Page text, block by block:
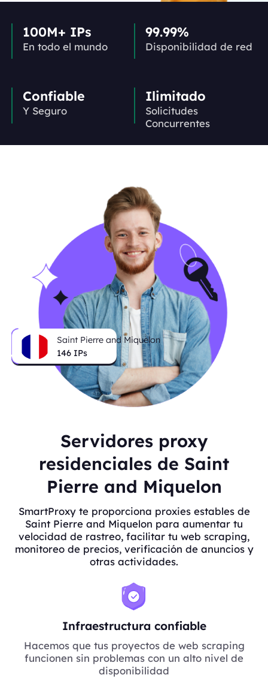
100M+ IPs
En todo el mundo
99.99%
Disponibilidad de red
Confiable
Y Seguro
Ilimitado
Solicitudes
Concurrentes
Saint Pierre and Miquelon
146 IPs
Servidores proxy
residenciales de Saint
Pierre and Miquelon
SmartProxy te proporciona proxies estables de
Saint Pierre and Miquelon para aumentar tu
velocidad de rastreo, facilitar tu web scraping,
monitoreo de precios, verificación de anuncios y
otras actividades.
Infraestructura confiable
Hacemos que tus proyectos de web scraping
funcionen sin problemas con un alto nivel de
disponibilidad